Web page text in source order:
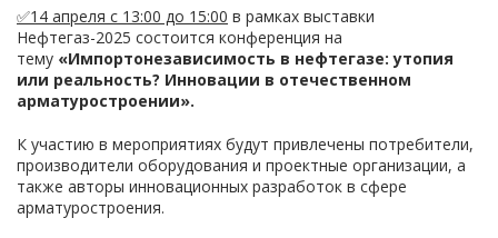
✅14 апреля с 13:00 до 15:00 в рамках выставки
Нефтегаз-2025 состоится конференция на
тему «Импортонезависимость в нефтегазе: утопия
или реальность? Инновации в отечественном
арматуростроении».
К участию в мероприятиях будут привлечены потребители,
производители оборудования и проектные организации, а
также авторы инновационных разработок в сфере
арматуростроения.